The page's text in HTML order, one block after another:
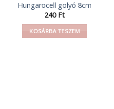
Hungarocell golyó 8cm
240 Ft
KOSÁRBA TESZEM